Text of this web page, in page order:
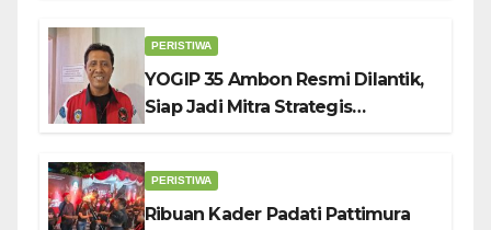
PERISTIWA
YOGIP 35 Ambon Resmi Dilantik,
Siap Jadi Mitra Strategis
PERISTIWA
Ribuan Kader Padati Pattimura